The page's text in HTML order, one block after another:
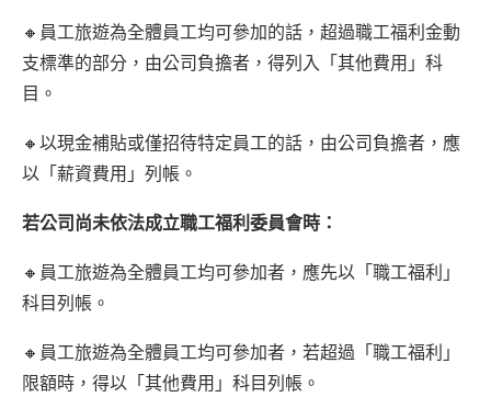
🔸員工旅遊為全體員工均可參加的話，超過職工福利金動
支標準的部分，由公司負擔者，得列入「其他費用」科
目。
🔸以現金補貼或僅招待特定員工的話，由公司負擔者，應
以「薪資費用」列帳。
若公司尚未依法成立職工福利委員會時：
🔸員工旅遊為全體員工均可參加者，應先以「職工福利」
科目列帳。
🔸員工旅遊為全體員工均可參加者，若超過「職工福利」
限額時，得以「其他費用」科目列帳。